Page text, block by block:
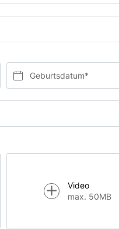
Geburtsdatum*
Video
max. 50MB